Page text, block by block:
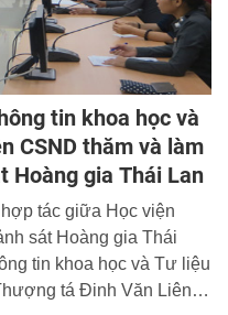
tin khoa học và
CSND thăm và làm
Hoàng gia Thái Lan
tác giữa Học viện
sát Hoàng gia Thái
tin khoa học và Tư liệu
tá Đinh Văn Liên,